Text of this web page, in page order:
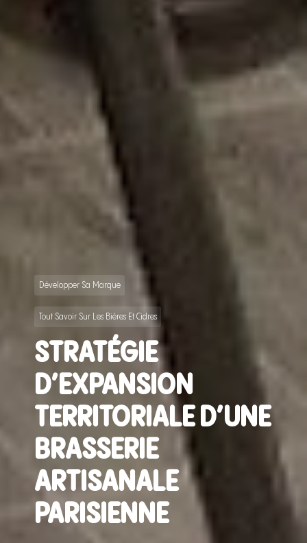
Développer Sa Marque
Tout Savoir Sur Les Bières Et Cidres
STRATÉGIE
D’EXPANSION
TERRITORIALE D’UNE
BRASSERIE
ARTISANALE
PARISIENNE